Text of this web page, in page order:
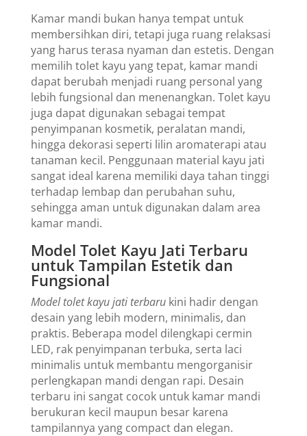
Kamar mandi bukan hanya tempat untuk
membersihkan diri, tetapi juga ruang relaksasi
yang harus terasa nyaman dan estetis. Dengan
memilih tolet kayu yang tepat, kamar mandi
dapat berubah menjadi ruang personal yang
lebih fungsional dan menenangkan. Tolet kayu
juga dapat digunakan sebagai tempat
penyimpanan kosmetik, peralatan mandi,
hingga dekorasi seperti lilin aromaterapi atau
tanaman kecil. Penggunaan material kayu jati
sangat ideal karena memiliki daya tahan tinggi
terhadap lembap dan perubahan suhu,
sehingga aman untuk digunakan dalam area
kamar mandi.
Model Tolet Kayu Jati Terbaru
untuk Tampilan Estetik dan
Fungsional
Model tolet kayu jati terbarukini hadir dengan
desain yang lebih modern, minimalis, dan
praktis. Beberapa model dilengkapi cermin
LED, rak penyimpanan terbuka, serta laci
minimalis untuk membantu mengorganisir
perlengkapan mandi dengan rapi. Desain
terbaru ini sangat cocok untuk kamar mandi
berukuran kecil maupun besar karena
tampilannya yang compact dan elegan.